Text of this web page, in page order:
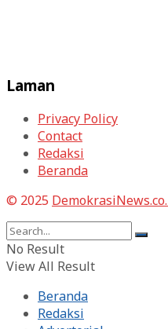
Laman
Privacy Policy
Contact
Redaksi
Beranda
© 2025
No Result
View All Result
Beranda
Redaksi